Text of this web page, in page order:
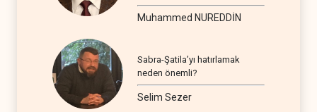
seyir
Muhammed NUREDDİN
Sabra-Şatila’yı hatırlamak
neden önemli?
Selim Sezer